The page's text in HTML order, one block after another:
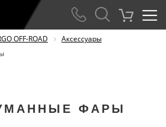
OFF-ROAD
Аксессуары
ФАРЫ